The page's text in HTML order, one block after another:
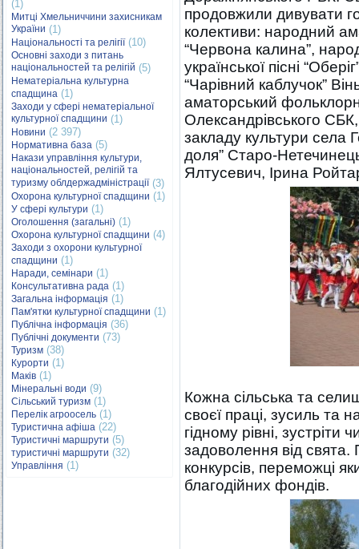
(1)
Митці Хмельниччини захисникам
України (1)
Національності та релігії(10)
Основні заходи з питань
національностей та релігій (5)
Нематеріальна культурна
спадщина (1)
Заходи у сфері нематеріальної
культурної спадщини (1)
Новини (2 397)
Нормативна база (5)
Накази управління культури,
національностей, релігій та
туризму облдержадміністрації(3)
Охорона культурної спадщини (1)
У сфері культури (1)
Оголошення (загальні) (1)
Охорона культурної спадщини (4)
Заходи з охорони культурної
спадщини (1)
Наради, семінари (1)
Консультативна рада (1)
Загальна інформація (1)
Пам'ятки культурної спадщини (1)
Публічна інформація (36)
Публічні документи (73)
Туризм (38)
Курорти (1)
Маків (1)
Мінеральні води (9)
Сільський туризм (1)
Перелік агроосель (1)
Туристична афіша (22)
Туристичні маршрути (5)
туристичні маршрути (32)
Управління (1)
продовжили дивувати
колективи: народний
“Червона калина”,
української пісні
“Чарівний каблучок”
аматорський
Олександрівського
закладу культури села
доля” Старо-
Ялтусевич, Ірина
Кожна сільська та
своєї праці, зусиль та
гідному рівні,
задоволення від свята.
конкурсів, переможці
благодійних фондів.